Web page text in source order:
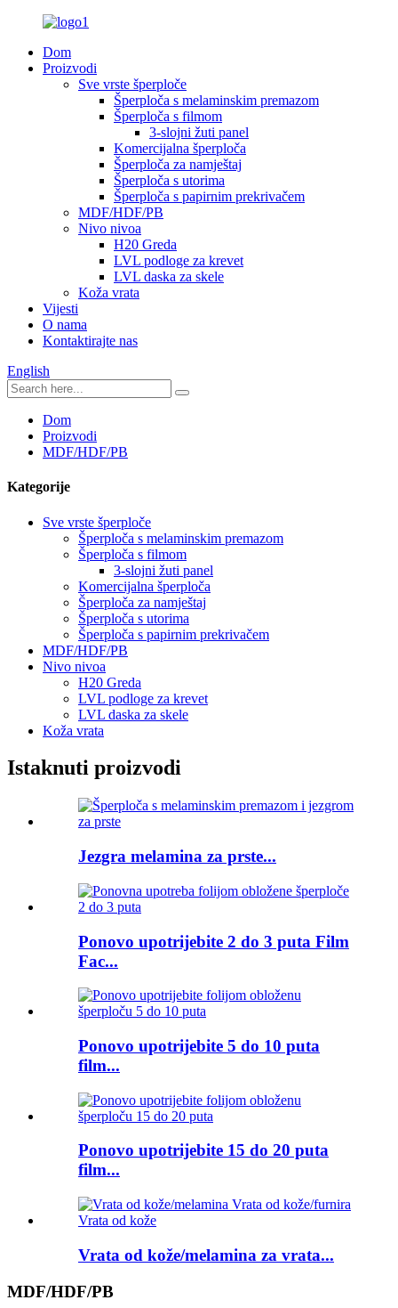
Dom
Proizvodi
Sve vrste šperploče
Šperploča s melaminskim premazom
Šperploča s filmom
3-slojni žuti panel
Komercijalna šperploča
Šperploča za namještaj
Šperploča s utorima
Šperploča s papirnim prekrivačem
MDF/HDF/PB
Nivo nivoa
H20 Greda
LVL podloge za krevet
LVL daska za skele
Koža vrata
Vijesti
O nama
Kontaktirajte nas
English
Dom
Proizvodi
MDF/HDF/PB
Kategorije
Sve vrste šperploče
Šperploča s melaminskim premazom
Šperploča s filmom
3-slojni žuti panel
Komercijalna šperploča
Šperploča za namještaj
Šperploča s utorima
Šperploča s papirnim prekrivačem
MDF/HDF/PB
Nivo nivoa
H20 Greda
LVL podloge za krevet
LVL daska za skele
Koža vrata
Istaknuti proizvodi
Jezgra melamina za prste...
Ponovo upotrijebite 2 do 3 puta Film
Fac...
Ponovo upotrijebite 5 do 10 puta
film...
Ponovo upotrijebite 15 do 20 puta
film...
Vrata od kože/melamina za vrata...
MDF/HDF/PB